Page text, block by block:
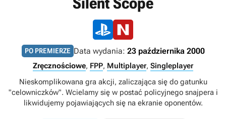
PO PREMIERZE Data wydania: 23 października 2000
Zręcznościowe, FPP, Multiplayer, Singleplayer
Nieskomplikowana gra akcji, zaliczająca się do gatunku
"celowniczków". Wcielamy się w postać policyjnego snajpera i
likwidujemy pojawiających się na ekranie oponentów.